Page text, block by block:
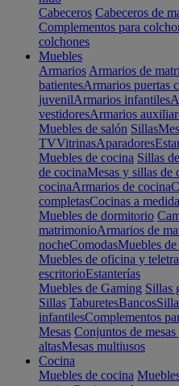
Cabeceros Cabeceros de
Complementos para
colchones
Muebles
Armarios Armarios de
batientesArmarios puertas
juvenilArmarios infantiles
vestidoresArmarios
Muebles de salón Sillas
TVVitrinasAparadores
Muebles de cocina Sillas
de cocinaMesas y sillas de
cocinaArmarios de cocina
completasCocinas a medida
Muebles de dormitorio
matrimonioArmarios de
nocheComodasMuebles
Muebles de oficina y
escritorioEstanterías
Muebles de Gaming Sillas
Sillas TaburetesBancos
infantilesComplementos
Mesas Conjuntos de
altasMesas multiusos
Cocina
Muebles de cocina